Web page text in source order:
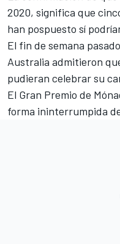
2020, significa que
han pospuesto sí
El fin de semana
Australia admitieron
pudieran celebrar su
El Gran Premio de
forma ininterrumpida